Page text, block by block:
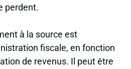
perdent.
à la source est
fiscale, en fonction
de revenus. Il peut être